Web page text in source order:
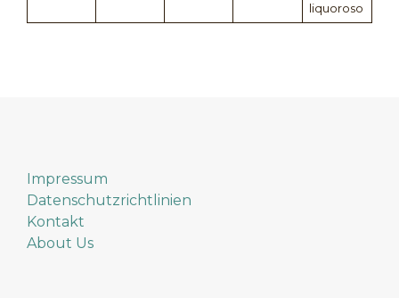
liquoroso
Impressum
Datenschutzrichtlinien
Kontakt
About Us